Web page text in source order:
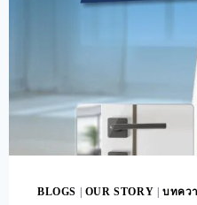
BLOGS | OUR STORY | บทคว